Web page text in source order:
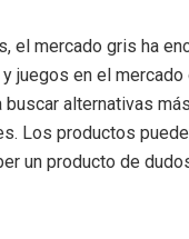
el mercado gris ha
juegos en el mercado
alternativas
Los productos
un producto de